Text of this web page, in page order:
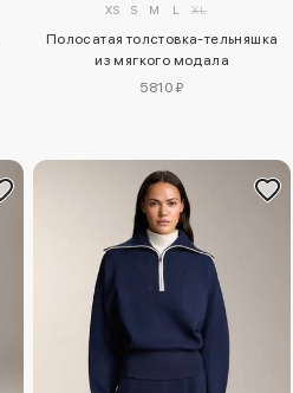
XS S M L XL
Полосатая толстовка-тельняшка
из мягкого модала
5810 ₽